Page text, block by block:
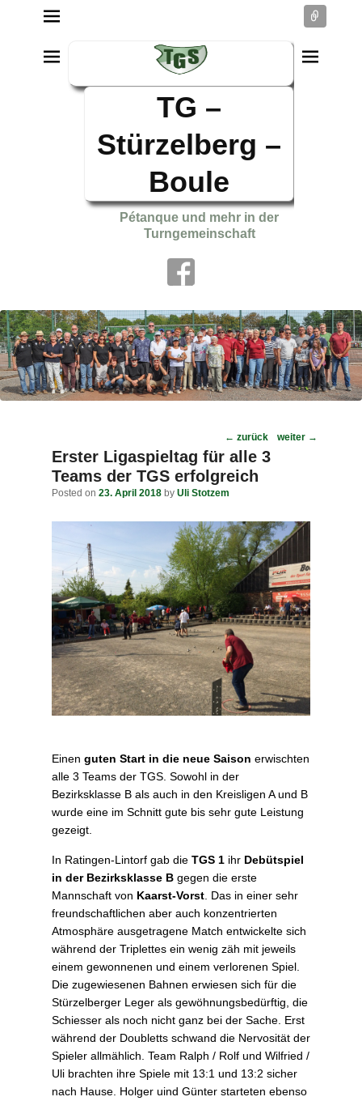
TG –
Stürzelberg –
Boule
Pétanque und mehr in der
Turngemeinschaft
Post
navigation
← zurück weiter →
Erster Ligaspieltag für alle 3
Teams der TGS erfolgreich
Posted on 23. April 2018 by Uli Stotzem
Einen guten Start in die neue Saison erwischten
alle 3 Teams der TGS. Sowohl in der
Bezirksklasse B als auch in den Kreisligen A und B
wurde eine im Schnitt gute bis sehr gute Leistung
gezeigt.
In Ratingen-Lintorf gab die TGS 1 ihr Debütspiel
in der Bezirksklasse B gegen die erste
Mannschaft von Kaarst-Vorst . Das in einer sehr
freundschaftlichen aber auch konzentrierten
Atmosphäre ausgetragene Match entwickelte sich
während der Triplettes ein wenig zäh mit jeweils
einem gewonnenen und einem verlorenen Spiel.
Die zugewiesenen Bahnen erwiesen sich für die
Stürzelberger Leger als gewöhnungsbedürftig, die
Schiesser als noch nicht ganz bei der Sache. Erst
während der Doubletts schwand die Nervosität der
Spieler allmählich. Team Ralph / Rolf und Wilfried /
Uli brachten ihre Spiele mit 13:1 und 13:2 sicher
nach Hause. Holger uind Günter starteten ebenso